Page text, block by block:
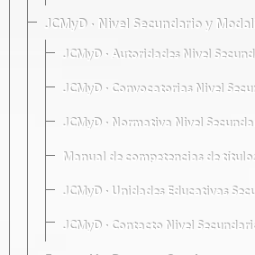
JCMyD · Nivel Secundario y
JCMyD · Autoridades Nivel
JCMyD · Convocatorias Nivel
JCMyD · Normativa Nivel
Manual de competencias de
JCMyD · Unidades Educativas
JCMyD · Contacto Nivel